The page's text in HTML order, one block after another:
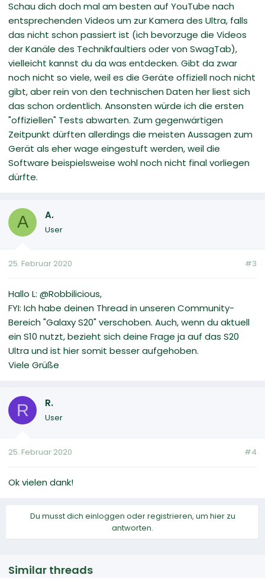
Schau dich doch mal am besten auf YouTube nach
entsprechenden Videos um zur Kamera des Ultra, falls
das nicht schon passiert ist (ich bevorzuge die Videos
der Kanäle des Technikfaultiers oder von SwagTab),
vielleicht kannst du da was entdecken. Gibt da zwar
noch nicht so viele, weil es die Geräte offiziell noch nicht
gibt, aber rein von den technischen Daten her liest sich
das schon ordentlich. Ansonsten würde ich die ersten
"offiziellen" Tests abwarten. Zum gegenwärtigen
Zeitpunkt dürften allerdings die meisten Aussagen zum
Gerät als eher wage eingestuft werden, weil die
Software beispielsweise wohl noch nicht final vorliegen
dürfte.
A A.
User
25. Februar 2020 #3
Hallo L: @Robbilicious,
FYI: Ich habe deinen Thread in unseren Community-
Bereich "Galaxy S20" verschoben. Auch, wenn du aktuell
ein S10 nutzt, bezieht sich deine Frage ja auf das S20
Ultra und ist hier somit besser aufgehoben.
Viele Grüße
R R.
User
25. Februar 2020 #4
Ok vielen dank!
Du musst dich einloggen oder registrieren, um hier zu
antworten.
Similar threads